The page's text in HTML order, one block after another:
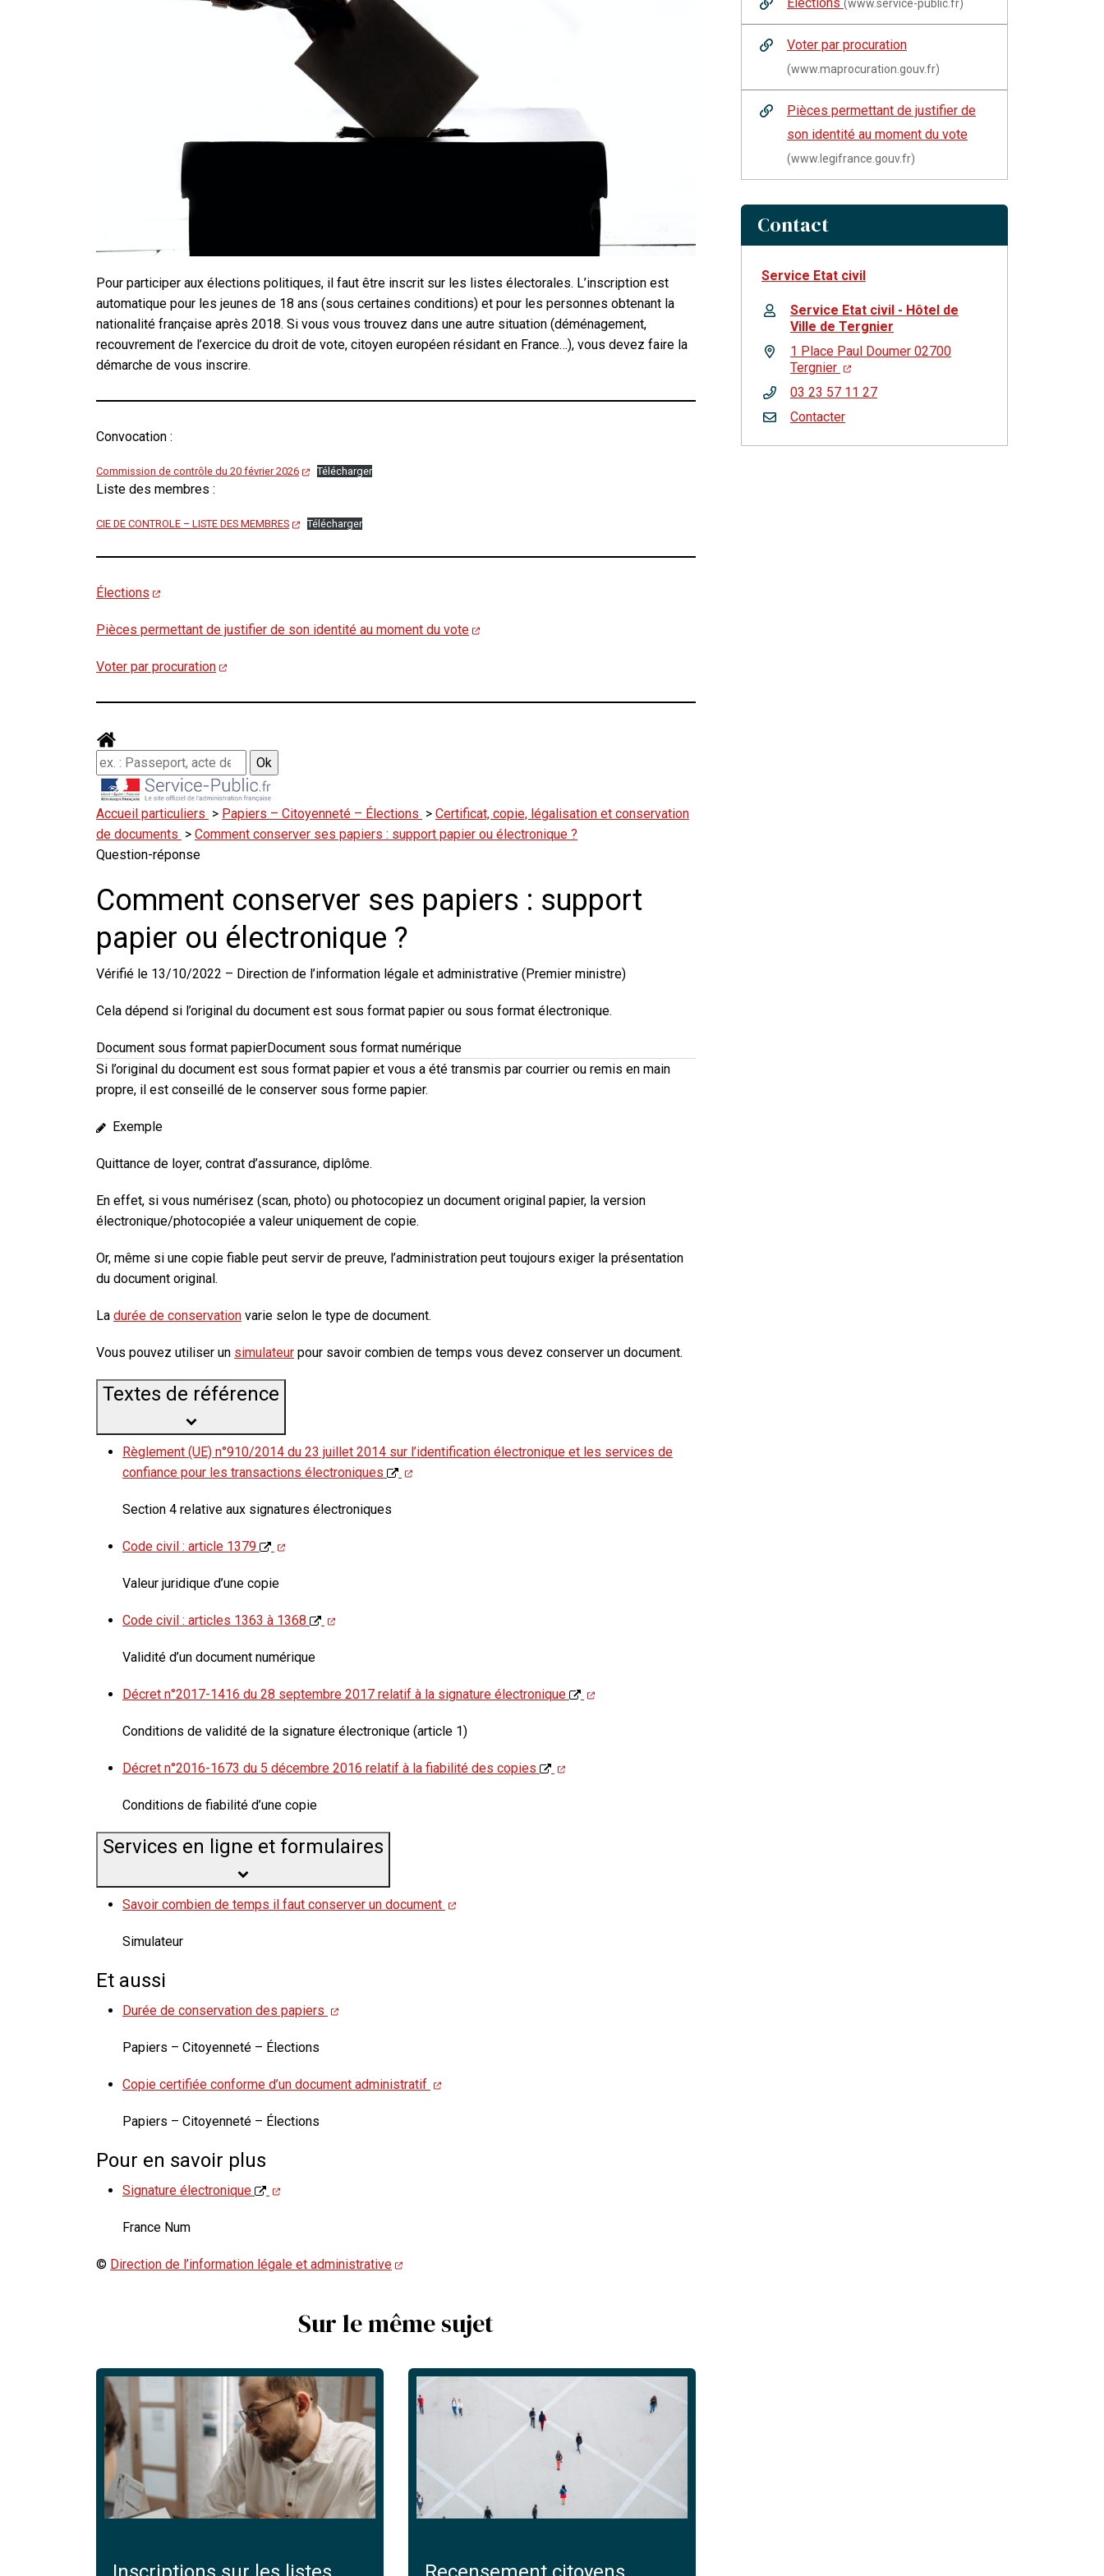
Pour participer aux élections politiques, il faut être inscrit sur les listes électorales. L’inscription est
automatique pour les jeunes de 18 ans (sous certaines conditions) et pour les personnes obtenant la
nationalité française après 2018. Si vous vous trouvez dans une autre situation (déménagement,
recouvrement de l’exercice du droit de vote, citoyen européen résidant en France…), vous devez faire la
démarche de vous inscrire.
Convocation :
Commission de contrôle du 20 février 2026 Télécharger
Liste des membres :
CIE DE CONTROLE – LISTE DES MEMBRES Télécharger
Élections
Pièces permettant de justifier de son identité au moment du vote
Voter par procuration
Accueil particuliers > Papiers – Citoyenneté – Élections > Certificat, copie, légalisation et conservation
de documents > Comment conserver ses papiers : support papier ou électronique ?
Question-réponse
Comment conserver ses papiers : support
papier ou électronique ?
Vérifié le 13/10/2022 – Direction de l’information légale et administrative (Premier ministre)
Cela dépend si l’original du document est sous format papier ou sous format électronique.
Document sous format papierDocument sous format numérique
Si l’original du document est sous format papier et vous a été transmis par courrier ou remis en main
propre, il est conseillé de le conserver sous forme papier.
Exemple
Quittance de loyer, contrat d’assurance, diplôme.
En effet, si vous numérisez (scan, photo) ou photocopiez un document original papier, la version
électronique/photocopiée a valeur uniquement de copie.
Or, même si une copie fiable peut servir de preuve, l’administration peut toujours exiger la présentation
du document original.
La durée de conservation varie selon le type de document.
Vous pouvez utiliser un simulateur pour savoir combien de temps vous devez conserver un document.
Textes de référence
Règlement (UE) n°910/2014 du 23 juillet 2014 sur l’identification électronique et les services de
confiance pour les transactions électroniques
Section 4 relative aux signatures électroniques
Code civil : article 1379
Valeur juridique d’une copie
Code civil : articles 1363 à 1368
Validité d’un document numérique
Décret n°2017-1416 du 28 septembre 2017 relatif à la signature électronique
Conditions de validité de la signature électronique (article 1)
Décret n°2016-1673 du 5 décembre 2016 relatif à la fiabilité des copies
Conditions de fiabilité d’une copie
Services en ligne et formulaires
Savoir combien de temps il faut conserver un document
Simulateur
Et aussi
Durée de conservation des papiers
Papiers – Citoyenneté – Élections
Copie certifiée conforme d’un document administratif
Papiers – Citoyenneté – Élections
Pour en savoir plus
Signature électronique
France Num
© Direction de l’information légale et administrative
(www.service-public.fr)
Voter par procuration
(www.maprocuration.gouv.fr)
Pièces permettant de justifier de
son identité au moment du vote
(www.legifrance.gouv.fr)
Contact
Service Etat civil
Service Etat civil - Hôtel de
Ville de Tergnier
1 Place Paul Doumer 02700
Tergnier
03 23 57 11 27
Contacter
Sur le même sujet